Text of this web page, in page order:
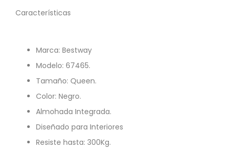
Características
Marca: Bestway
Modelo: 67465.
Tamaño: Queen.
Color: Negro.
Almohada Integrada.
Diseñado para Interiores
Resiste hasta: 300Kg.